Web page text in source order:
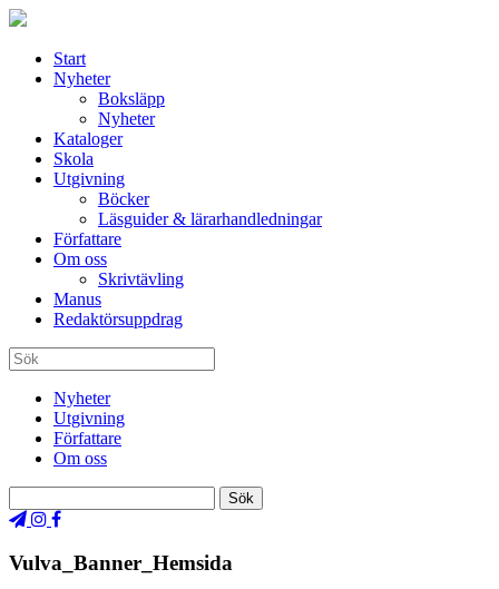
Start
Nyheter
Boksläpp
Nyheter
Kataloger
Skola
Utgivning
Böcker
Läsguider & lärarhandledningar
Författare
Om oss
Skrivtävling
Manus
Redaktörsuppdrag
Nyheter
Utgivning
Författare
Om oss
Vulva_Banner_Hemsida